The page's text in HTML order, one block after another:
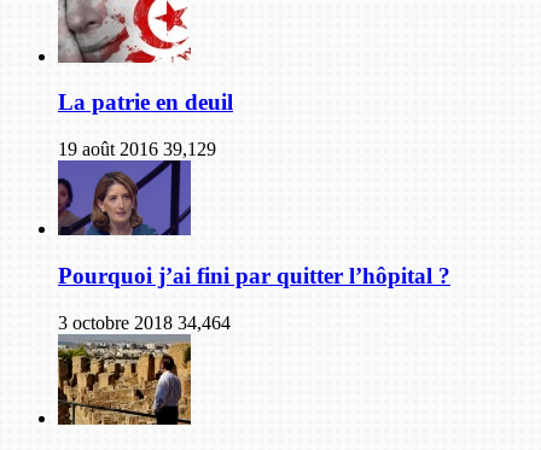
La patrie en deuil
19 août 2016 39,129
Pourquoi j’ai fini par quitter l’hôpital ?
3 octobre 2018 34,464